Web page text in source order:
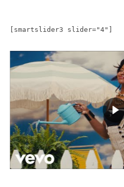
[smartslider3 slider="4"]